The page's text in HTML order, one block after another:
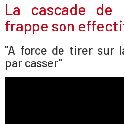
La cascade de
frappe son
"A force de tirer sur
par casser"